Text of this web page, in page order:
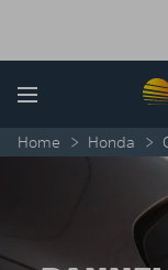
Menu
Home > Honda >